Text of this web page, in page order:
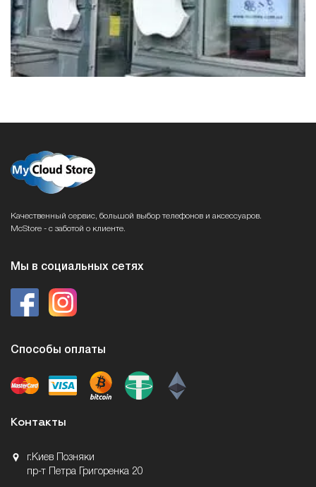
Качественный сервис, большой выбор телефонов и аксессуаров.
McStore - с заботой о клиенте.
Мы в социальных сетях
Способы оплаты
Контакты
г.Киев Позняки
пр-т Петра Григоренка 20